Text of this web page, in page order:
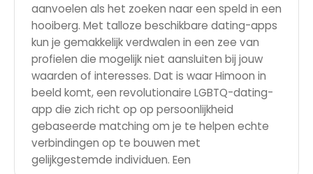
aanvoelen als het zoeken naar een speld in een
hooiberg. Met talloze beschikbare dating-apps
kun je gemakkelijk verdwalen in een zee van
profielen die mogelijk niet aansluiten bij jouw
waarden of interesses. Dat is waar Himoon in
beeld komt, een revolutionaire LGBTQ-dating-
app die zich richt op op persoonlijkheid
gebaseerde matching om je te helpen echte
verbindingen op te bouwen met
gelijkgestemde individuen. Een